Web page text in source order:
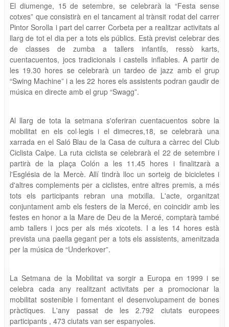
El diumenge, 15 de setembre, se celebrarà la “Festa sense
cotxes” que consistirà en el tancament al trànsit rodat del carrer
Pintor Sorolla i part del carrer Corbeta per a realitzar activitats al
llarg de tot el dia per a tots els públics. Està previst celebrar des
de classes de zumba a tallers infantils, ressò karts,
cuentacuentos, jocs tradicionals i castells inflables. A partir de
les 19.30 hores se celebrarà un tardeo de jazz amb el grup
“Swing Machine” i a les 22 hores els assistents podran gaudir de
música en directe amb el grup “Swagg”.
Al llarg de tota la setmana s'oferiran cuentacuentos sobre la
mobilitat en els col·legis i el dimecres,18, se celebrarà una
xarrada en el Saló Blau de la Casa de cultura a càrrec del Club
Ciclista Calpe. La ruta ciclista se celebrarà el 22 de setembre i
partirà de la plaça Colón a les 11.45 hores i finalitzarà a
l'Església de la Mercè. Allí tindrà lloc un sorteig de bicicletes i
d'altres complements per a ciclistes, entre altres premis, a més
tots els participants rebran una motxilla. L'acte, organitzat
conjuntament amb els festers de la Mercé, en coincidir amb les
festes en honor a la Mare de Deu de la Mercé, comptarà també
amb tallers i jocs per als més xicotets. I a les 14 hores està
prevista una paella gegant per a tots els assistents, amenitzada
per la música de “Underkover”.
La Setmana de la Mobilitat va sorgir a Europa en 1999 i se
celebra cada any realitzant activitats per a promocionar la
mobilitat sostenible i fomentant el desenvolupament de bones
pràctiques. L'any passat de les 2.792 ciutats europees
participants , 473 ciutats van ser espanyoles.